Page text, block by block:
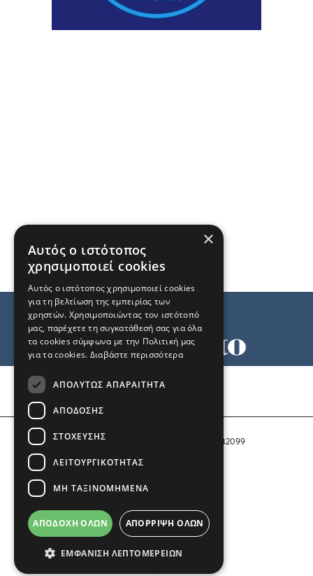
Αριθμός Πιστοποίησης Μ.Η.Τ. 242099
COPYRIGHT © 2026 Το Μανιφέστο
×
Αυτός ο ιστότοπος
χρησιμοποιεί cookies
Αυτός ο ιστότοπος χρησιμοποιεί cookies
για τη βελτίωση της εμπειρίας των
χρηστών. Χρησιμοποιώντας τον ιστότοπό
μας, παρέχετε τη συγκατάθεσή σας για όλα
τα cookies σύμφωνα με την Πολιτική μας
για τα cookies. Διαβάστε περισσότερα
ΑΠΟΛΎΤΩΣ ΑΠΑΡΑΊΤΗΤΑ
ΑΠΌΔΟΣΗΣ
ΣΤΌΧΕΥΣΗΣ
ΛΕΙΤΟΥΡΓΙΚΌΤΗΤΑΣ
ΜΗ ΤΑΞΙΝΟΜΗΜΈΝΑ
ΑΠΟΔΟΧΉ ΌΛΩΝ ΑΠΌΡΡΙΨΗ ΌΛΩΝ
ΕΜΦΆΝΙΣΗ ΛΕΠΤΟΜΕΡΕΙΏΝ